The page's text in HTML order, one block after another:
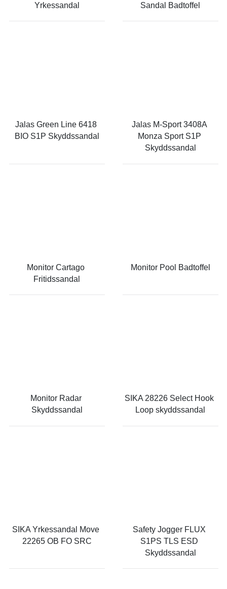
Yrkessandal
Sandal Badtoffel
Jalas Green Line 6418
BIO S1P Skyddssandal
Jalas M-Sport 3408A
Monza Sport S1P
Skyddssandal
Monitor Cartago
Fritidssandal
Monitor Pool Badtoffel
Monitor Radar
Skyddssandal
SIKA 28226 Select Hook
Loop skyddssandal
SIKA Yrkessandal Move
22265 OB FO SRC
Safety Jogger FLUX
S1PS TLS ESD
Skyddssandal